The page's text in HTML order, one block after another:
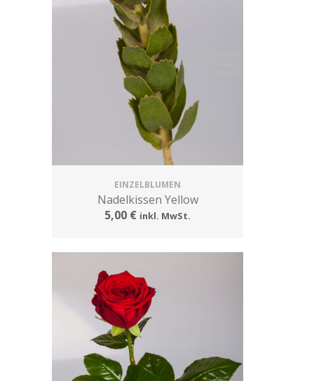
EINZELBLUMEN
Nadelkissen Yellow
5,00 € inkl. MwSt.